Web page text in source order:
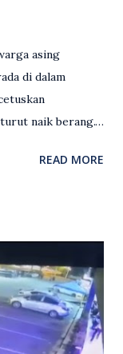
asing
di dalam
naik berang.
pemandu Grab
sebelum
pihak. Video
pelbagai
yang tular di
ramai yang
READ MORE